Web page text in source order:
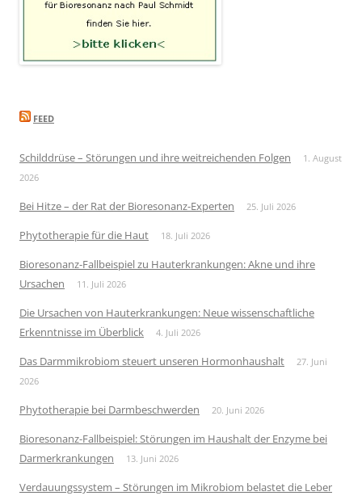
FEED
Schilddrüse – Störungen und ihre weitreichenden Folgen
1. August
2026
Bei Hitze – der Rat der Bioresonanz-Experten 25. Juli 2026
Phytotherapie für die Haut 18. Juli 2026
Bioresonanz-Fallbeispiel zu Hauterkrankungen: Akne und ihre
Ursachen
11. Juli 2026
Die Ursachen von Hauterkrankungen: Neue wissenschaftliche
Erkenntnisse im Überblick
4. Juli 2026
Das Darmmikrobiom steuert unseren Hormonhaushalt
27. Juni
2026
Phytotherapie bei Darmbeschwerden 20. Juni 2026
Bioresonanz-Fallbeispiel: Störungen im Haushalt der Enzyme bei
Darmerkrankungen
13. Juni 2026
Verdauungssystem – Störungen im Mikrobiom belastet die Leber